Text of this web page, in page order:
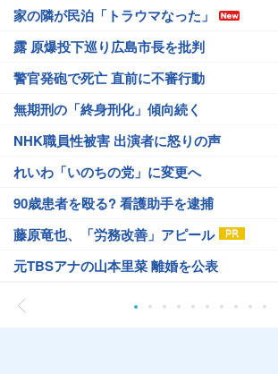
家の隣が民泊「トラウマなった」
露 原爆投下巡り広島市長を批判
警官発砲で死亡 直前に不審行動
無期刑の「終身刑化」傾向続く
NHK職員性被害 出演者に怒りの声
れいわ「いのちの党」に変更へ
90歳患者を殴る? 看護助手を逮捕
藤原竜也、「労務改善」アピール
元TBSアナの山本里菜 離婚を公表